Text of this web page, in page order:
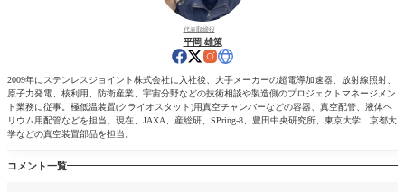
代表取締役
平岡 雄策
2009年にステンレスジョイント株式会社に入社後、大手メーカーの超電導加速器、放射線照射、
原子力発電、核利用、防衛産業、宇宙分野などの技術相談や製造側のプロジェクトマネージメン
ト業務に従事。極低温装置(クライオスタット)用真空チャンバーなどの容器、真空配管、液体ヘ
リウム用配管などを担当。現在、JAXA、産総研、SPring-8、豊田中央研究所、東京大学、京都大
学などの真空装置部品を担当。
コメント一覧